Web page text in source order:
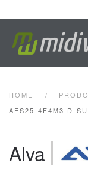
HOME
AES25-4F4M3 D-
Alva